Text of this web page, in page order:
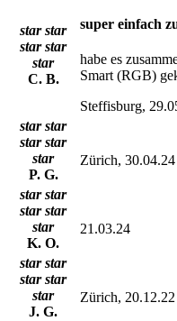
star star
star star
star
C. B.
super einfach
habe es
Smart (RGB)
Steffisburg,
star star
star star
star
P. G.
Zürich, 30.04.24
star star
star star
star
K. O.
21.03.24
star star
star star
star
J. G.
Zürich, 20.12.22